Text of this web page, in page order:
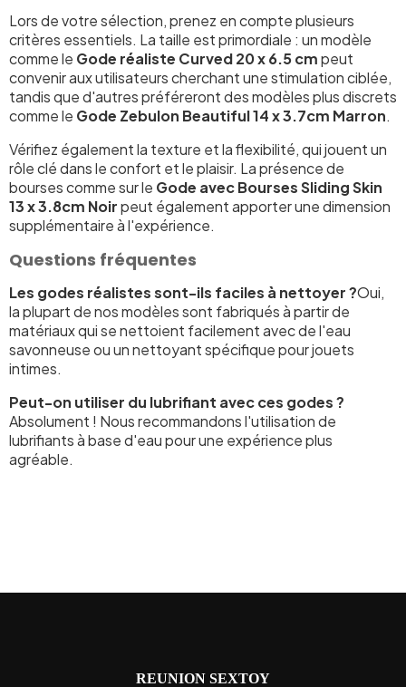
Lors de votre sélection, prenez en compte plusieurs
critères essentiels. La taille est primordiale : un modèle
comme le Gode réaliste Curved 20 x 6.5 cmpeut
convenir aux utilisateurs cherchant une stimulation ciblée,
tandis que d'autres préféreront des modèles plus discrets
comme le Gode Zebulon Beautiful 14 x 3.7cm Marron.
Vérifiez également la texture et la flexibilité, qui jouent un
rôle clé dans le confort et le plaisir. La présence de
bourses comme sur le Gode avec Bourses Sliding Skin
13 x 3.8cm Noirpeut également apporter une dimension
supplémentaire à l'expérience.
Questions fréquentes
Les godes réalistes sont-ils faciles à nettoyer ?Oui,
la plupart de nos modèles sont fabriqués à partir de
matériaux qui se nettoient facilement avec de l'eau
savonneuse ou un nettoyant spécifique pour jouets
intimes.
Peut-on utiliser du lubrifiant avec ces godes ?
Absolument ! Nous recommandons l'utilisation de
lubrifiants à base d'eau pour une expérience plus
agréable.
REUNION SEXTOY